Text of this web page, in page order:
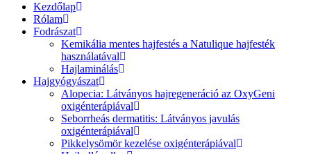
Kezdőlap
Rólam
Fodrászat
Kemikália mentes hajfestés a Natulique hajfesték
használatával
Hajlaminálás
Hajgyógyászat
Alopecia: Látványos hajregeneráció az OxyGeni
oxigénterápiával
Seborrheás dermatitis: Látványos javulás
oxigénterápiával
Pikkelysömör kezelése oxigénterápiával